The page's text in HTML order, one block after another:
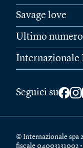
Savage love
Ultimo numero
Internazionale
Seguici su
© Internazionale spa
fiscale 04003131002